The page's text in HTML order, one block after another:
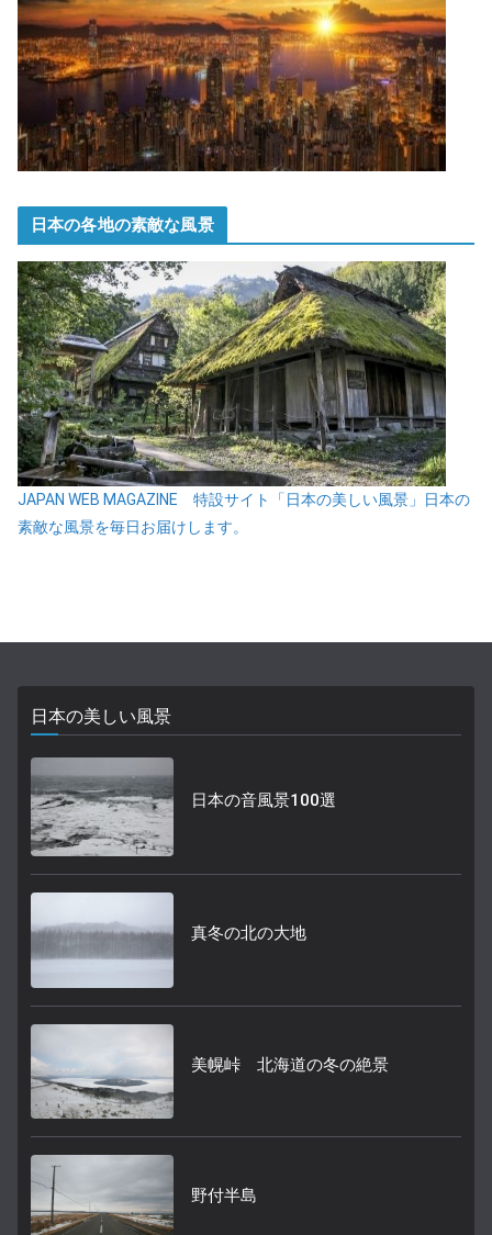
日本の各地の素敵な風景
JAPAN WEB MAGAZINE 特設サイト「日本の美しい風景」日本の
素敵な風景を毎日お届けします。
日本の美しい風景
日本の音風景100選
真冬の北の大地
美幌峠 北海道の冬の絶景
野付半島